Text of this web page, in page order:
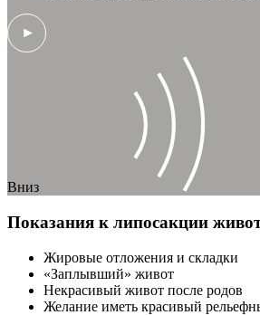
Вниз
Показания к липосакции
Жировые отложения и складки
«Заплывший» живот
Некрасивый живот после родов
Желание иметь красивый